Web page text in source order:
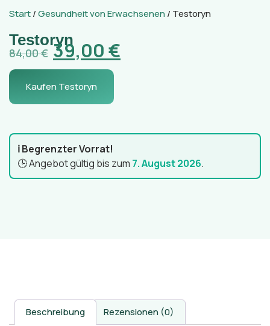
Start/Gesundheit von Erwachsenen / Testoryn
Testoryn
84,00€ 39,00€
Kaufen Testoryn
ℹ️ Begrenzter Vorrat!
🕒 Angebot gültig bis zum 7. August 2026.
Beschreibung Rezensionen (0)